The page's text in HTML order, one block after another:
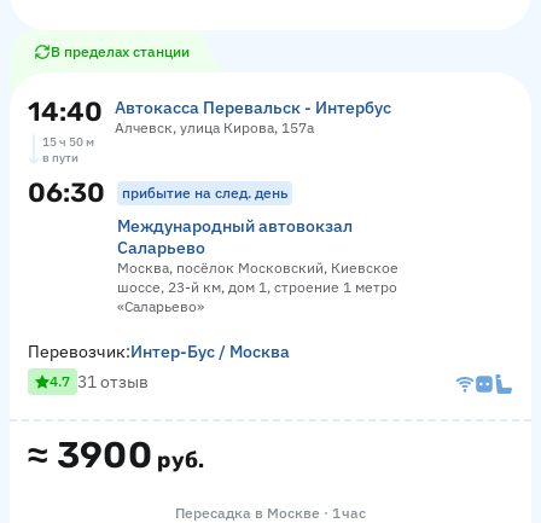
В пределах станции
14:40 Автокасса Перевальск - Интербус
Алчевск, улица Кирова, 157а
15 ч 50 м
в пути
06:30 прибытие на след. день
Международный автовокзал
Саларьево
Москва, посёлок Московский, Киевское
шоссе, 23-й км, дом 1, строение 1 метро
«Саларьево»
≈ 3900 руб.
Перевозчик:Интер-Бус / Москва
4.7 31 отзыв
Пересадка в Москве · 1 час